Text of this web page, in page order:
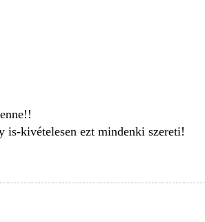
is-kivételesen ezt mindenki szereti!